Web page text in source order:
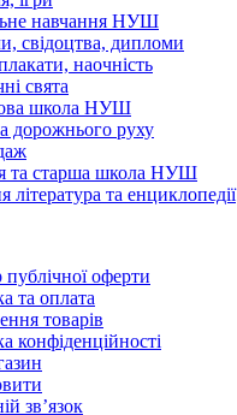
навчання НУШ
свідоцтва, дипломи
наочність
свята
школа НУШ
дорожнього руху
та старша школа НУШ
література та енциклопедії
публічної оферти
та оплата
товарів
конфіденційності
зв’язок